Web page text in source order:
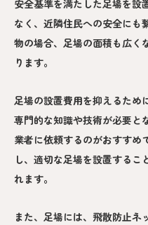
安全基準を満たした足場を設
なく、近隣住民への安全にも
物の場合、足場の面積も広く
ります。
足場の設置費用を抑えるため
専門的な知識や技術が必要と
業者に依頼するのがおすすめ
し、適切な足場を設置するこ
れます。
また、足場には、飛散防止